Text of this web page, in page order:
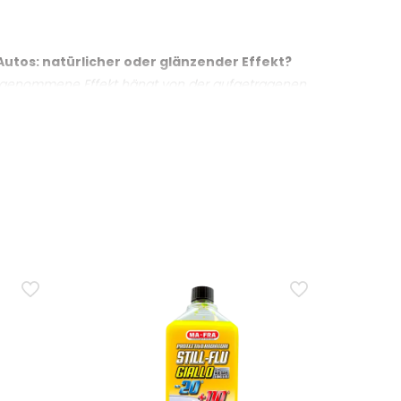
natürlicher oder glänzender Effekt?
Effekt hängt von der aufgetragenen
Ergebnis zu vermeiden. Das Mittel hilft
Bauteilen zu vermeiden?
Stelle und auf ein Mikrofasertuch,
Tuch nach. Nicht zu viel auftragen; falls zu
gebrauchsfertige Sprühflasche erleichtert die